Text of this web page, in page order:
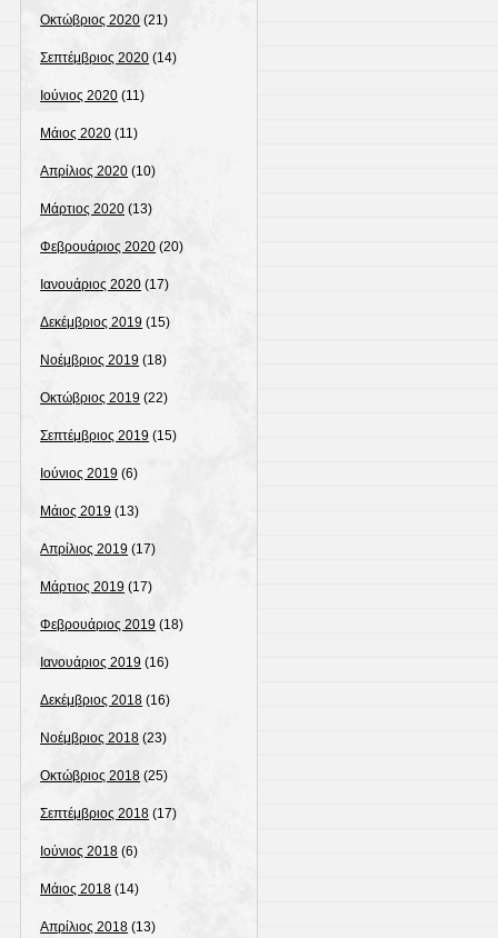
Οκτώβριος 2020 (21)
Σεπτέμβριος 2020 (14)
Ιούνιος 2020 (11)
Μάιος 2020 (11)
Απρίλιος 2020 (10)
Μάρτιος 2020 (13)
Φεβρουάριος 2020 (20)
Ιανουάριος 2020 (17)
Δεκέμβριος 2019 (15)
Νοέμβριος 2019 (18)
Οκτώβριος 2019 (22)
Σεπτέμβριος 2019 (15)
Ιούνιος 2019 (6)
Μάιος 2019 (13)
Απρίλιος 2019 (17)
Μάρτιος 2019 (17)
Φεβρουάριος 2019 (18)
Ιανουάριος 2019 (16)
Δεκέμβριος 2018 (16)
Νοέμβριος 2018 (23)
Οκτώβριος 2018 (25)
Σεπτέμβριος 2018 (17)
Ιούνιος 2018 (6)
Μάιος 2018 (14)
Απρίλιος 2018 (13)